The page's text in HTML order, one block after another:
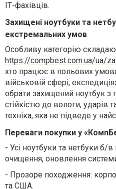
ІТ-фахівців.
Захищені ноутбуки та
екстремальних умов
Особливу категорію
https://compbest.com.ua/ua/
хто працює в польових
військовій сфері,
обрати захищений ноутбук
стійкістю до вологи, ударів
техніка, яка не підведе у
Переваги покупки у
- Усі ноутбуки та нетбуки б/
очищення, оновлення
- Прозоре походження:
та США.